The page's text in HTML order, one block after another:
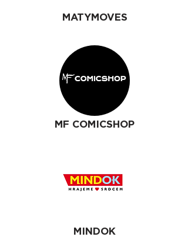
MATYMOVES
MF COMICSHOP
MINDOK